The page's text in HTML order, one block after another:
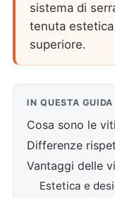
sistema di
tenuta
superiore.
IN QUESTA GUIDA
Cosa sono le
Differenze
Vantaggi delle
Estetica e